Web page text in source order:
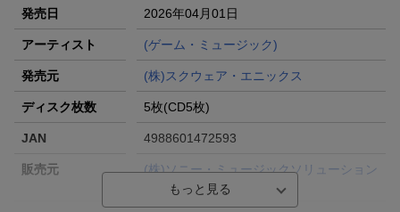
エントリー＆3,000円以上購入で無料データSIM（3GB/月プ
ラン）が当たる！
楽天モバイル紹介キャンペーンの拡散で300円OFFクーポン
進呈
発売日 2026年04月01日
アーティスト (ゲーム・ミュージック)
発売元 (株)スクウェア・エニックス
ディスク枚数 5枚(CD5枚)
JAN 4988601472593
販売元
(株)ソニー・ミュージックソリューション